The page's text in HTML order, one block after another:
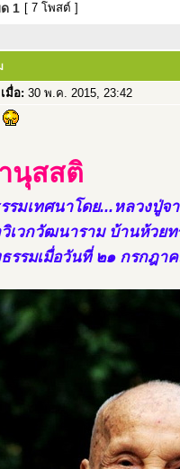
1 [ 7 โพสต์ ]
เมื่อ: 30 พ.ค. 2015, 23:42
นุสสติ
รมเทศนาโดย...หลวงปู่
เวกวัฒนาราม บ้านห้วย
รรมเมื่อวันที่ ๒๑ กรกฎ